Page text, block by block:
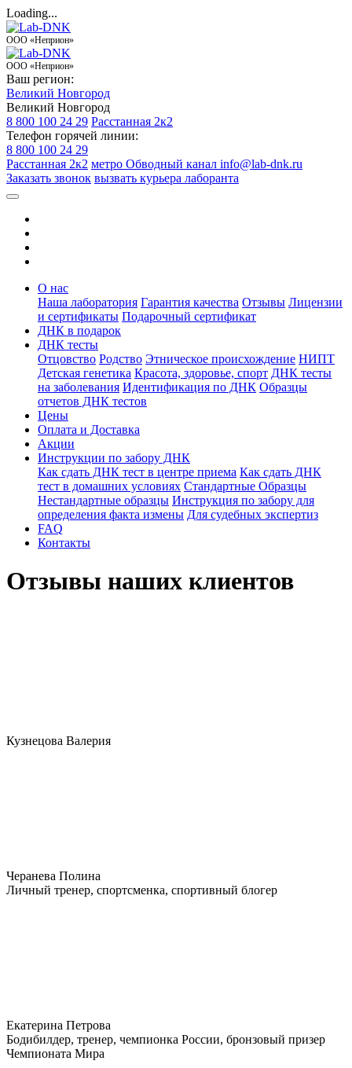
Loading...
ООО «Неприон»
ООО «Неприон»
Ваш регион:
Великий Новгород
Великий Новгород
8 800 100 24 29 Расстанная 2к2
Телефон горячей линии:
8 800 100 24 29
Расстанная 2к2 метро Обводный канал info@lab-dnk.ru
Заказать звонок вызвать курьера лаборанта
О нас
Наша лаборатория Гарантия качества Отзывы Лицензии
и сертификаты Подарочный сертификат
ДНК в подарок
ДНК тесты
Отцовство Родство Этническое происхождение НИПТ
Детская генетика Красота, здоровье, спорт ДНК тесты
на заболевания Идентификация по ДНК Образцы
отчетов ДНК тестов
Цены
Оплата и Доставка
Акции
Инструкции по забору ДНК
Как сдать ДНК тест в центре приема Как сдать ДНК
тест в домашних условиях Стандартные Образцы
Нестандартные образцы Инструкция по забору для
определения факта измены Для судебных экспертиз
FAQ
Контакты
Отзывы наших клиентов
Кузнецова Валерия
Черанева Полина
Личный тренер, спортсменка, спортивный блогер
Екатерина Петрова
Бодибилдер, тренер, чемпионка России, бронзовый призер
Чемпионата Мира